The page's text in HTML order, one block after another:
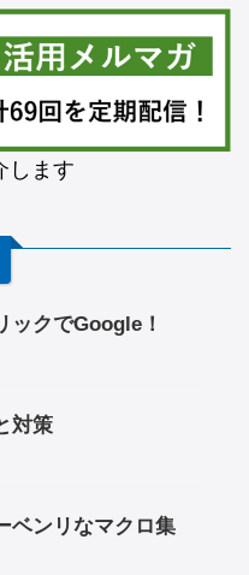
します
ックでGoogle！
対策
ベンリなマクロ集